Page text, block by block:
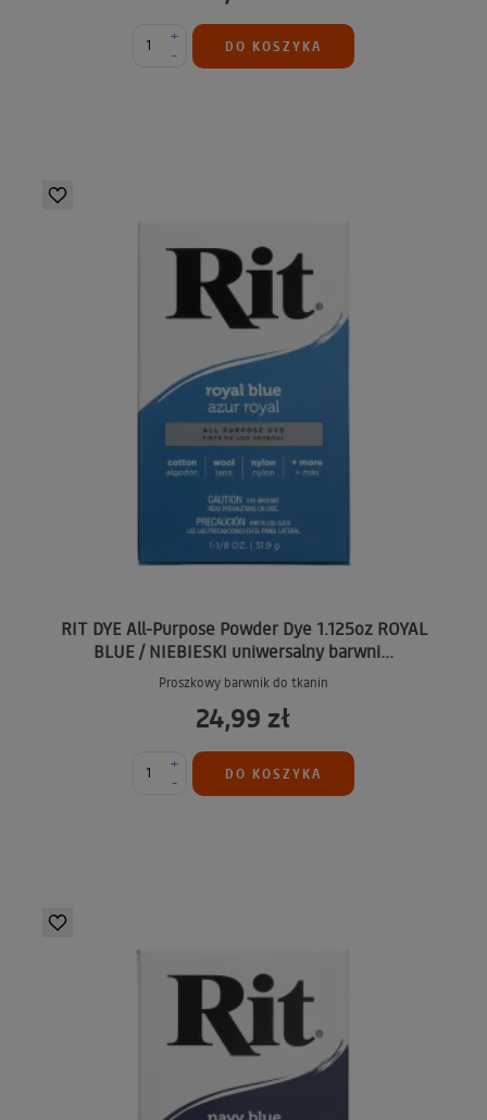
-
+
DO KOSZYKA
RIT DYE All-Purpose Powder Dye 1.125oz ROYAL
BLUE / NIEBIESKI uniwersalny barwni...
Proszkowy barwnik do tkanin
24,99 zł
-
+
DO KOSZYKA